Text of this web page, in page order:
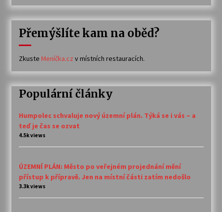
Přemýšlíte kam na oběd?
Zkuste Meníčka.cz v místních restauracích.
Populární články
Humpolec schvaluje nový územní plán. Týká se i vás – a
teď je čas se ozvat
4.5k views
ÚZEMNÍ PLÁN: Město po veřejném projednání mění
přístup k přípravě. Jen na místní části zatím nedošlo
3.3k views